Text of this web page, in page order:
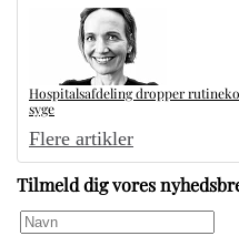
Hospitalsafdeling dropper
syge
Flere artikler
Tilmeld dig vores